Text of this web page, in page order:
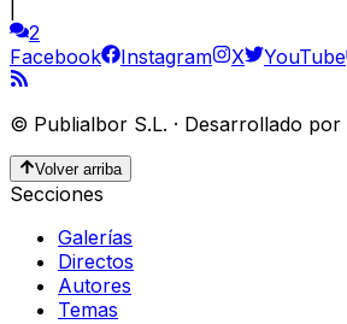
2
Facebook
Instagram X YouTube
© Publialbor S.L. · Desarrollado por
Volver arriba
Secciones
Galerías
Directos
Autores
Temas